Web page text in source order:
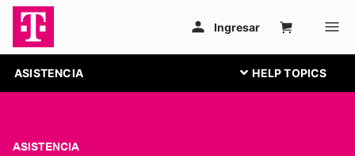
ASISTENCIA
ASISTENCIA